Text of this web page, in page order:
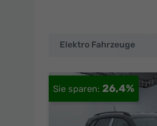
Neuwagen
und
deutsche
Fahrzeuge
Elektro Fahrzeuge
26,4%